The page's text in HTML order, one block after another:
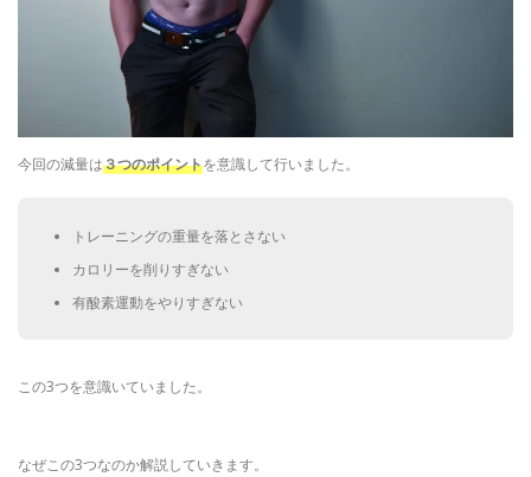
今回の減量は３つのポイントを意識して行いました。
トレーニングの重量を落とさない
カロリーを削りすぎない
有酸素運動をやりすぎない
この3つを意識いていました。
なぜこの3つなのか解説していきます。